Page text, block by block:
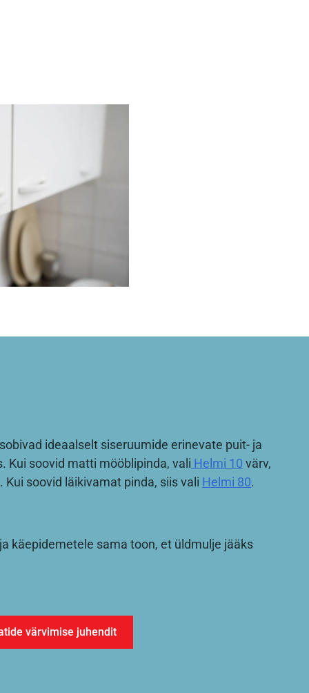
ideaalselt siseruumide erinevate puit- ja
Kui soovid matti mööblipinda, vali Helmi 10 värv,
. Kui soovid läikivamat pinda, siis vali Helmi 80.
käepidemetele sama toon, et üldmulje jääks
värvimise juhendit